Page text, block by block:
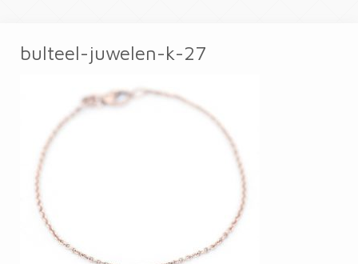
bulteel-juwelen-k-27